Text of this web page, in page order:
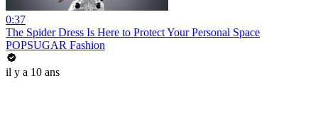
0:37
The Spider Dress Is Here to Protect Your Personal Space
POPSUGAR Fashion
il y a 10 ans